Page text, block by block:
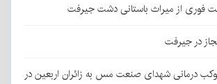
فوری از میراث باستانی دشت جیرفت
در جیرفت
درمانی شهدای صنعت مس به زائران اربعین در